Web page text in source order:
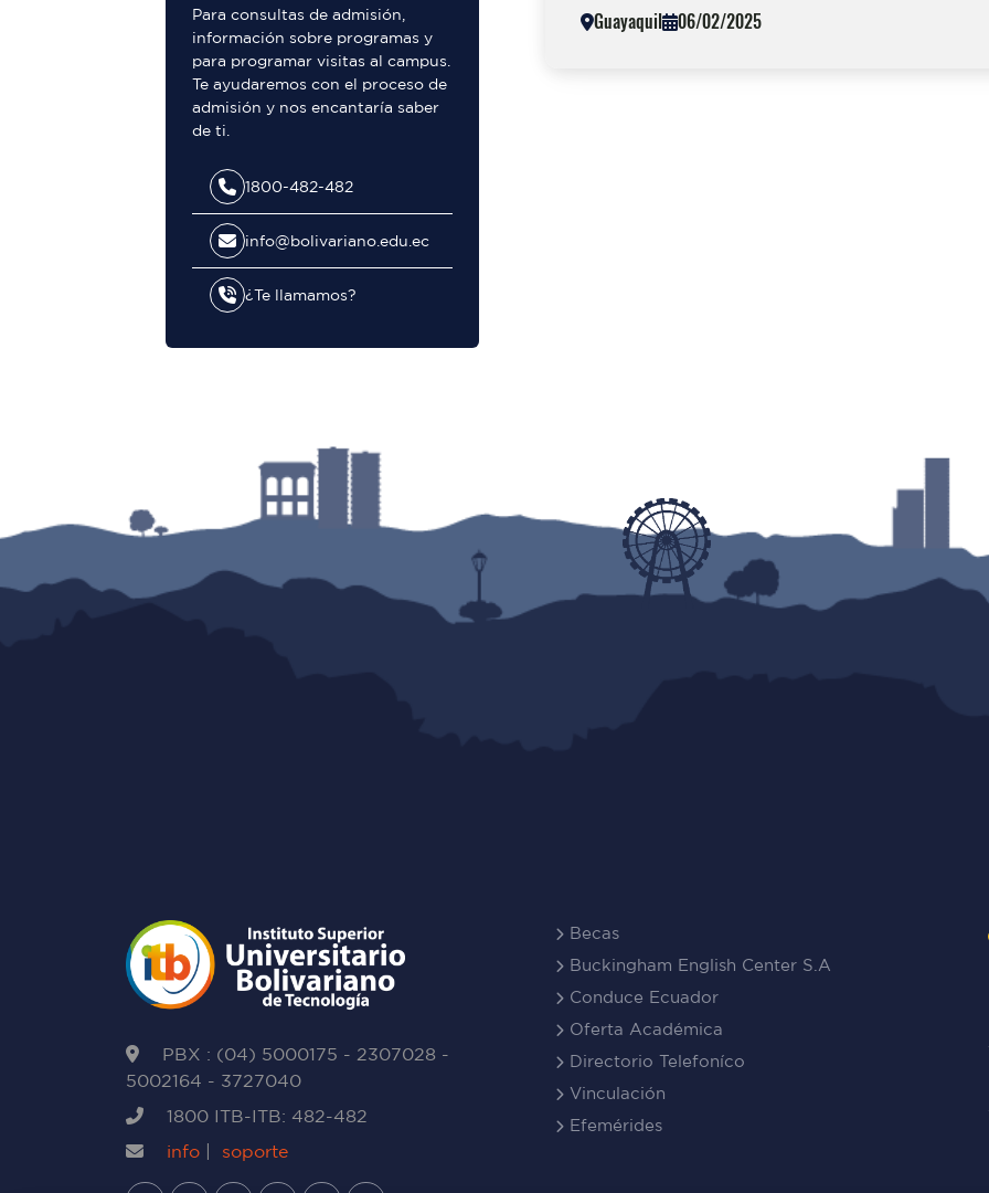
Para consultas de admisión,
información sobre programas y
para programar visitas al campus.
Te ayudaremos con el proceso de
admisión y nos encantaría saber
de ti.
1800-482-482
info@bolivariano.edu.ec
¿Te llamamos?
Guayaquil 06/02/2025
PBX : (04) 5000175 - 2307028 -
5002164 - 3727040
1800 ITB-ITB: 482-482
info
soporte
Becas
Buckingham English Center S.A
Conduce Ecuador
Oferta Académica
Directorio Telefoníco
Vinculación
Efemérides